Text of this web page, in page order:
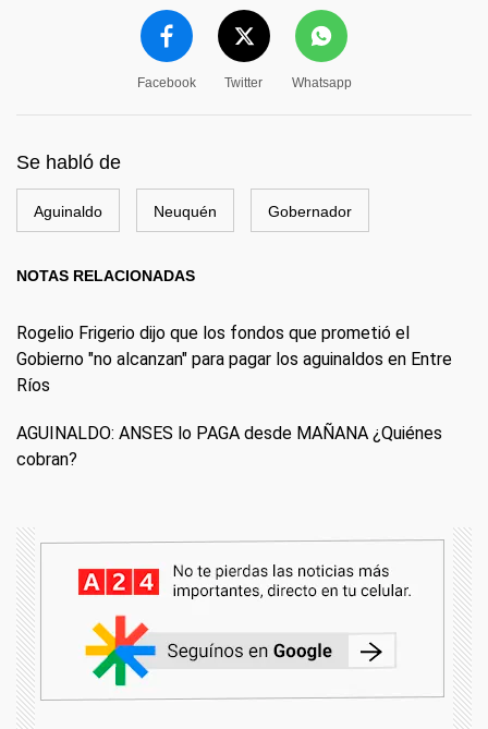
Facebook Twitter Whatsapp
Se habló de
Aguinaldo Neuquén Gobernador
NOTAS RELACIONADAS
Rogelio Frigerio dijo que los fondos que prometió el
Gobierno "no alcanzan" para pagar los aguinaldos en Entre
Ríos
AGUINALDO: ANSES lo PAGA desde MAÑANA ¿Quiénes
cobran?